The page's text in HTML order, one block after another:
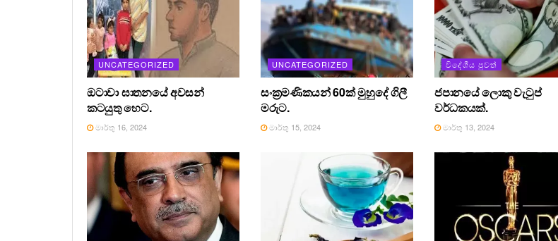
UNCATEGORIZED
ඔටාවා ඝාතනයේ අවසන්
කටයුතු හෙට.
මාර්තු 16, 2024
UNCATEGORIZED
සංක්‍රමණිකයන් 60ක් මුහුදේ ගිලී
මරුට.
මාර්තු 15, 2024
විදේශීය පුවත්
ජපානයේ ලොකු වැටුප්
වර්ධකයක්.
මාර්තු 13, 2024